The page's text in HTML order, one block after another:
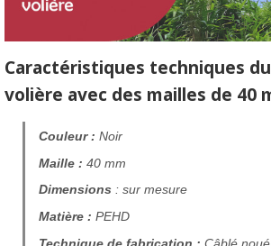
Caractéristiques techniques
volière avec des mailles de 40
Couleur : Noir
Maille : 40 mm
Dimensions : sur mesure
Matière : PEHD
Technique de fabrication : Câblé noué